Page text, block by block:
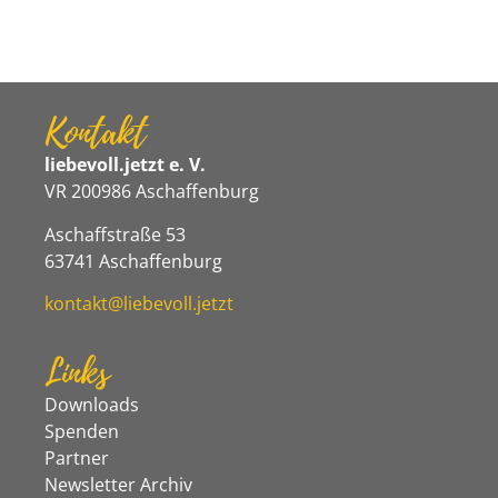
Kontakt
liebevoll.jetzt e. V.
VR 200986 Aschaffenburg
Aschaffstraße 53
63741 Aschaffenburg
kontakt@liebevoll.jetzt
Links
Downloads
Spenden
Partner
Newsletter Archiv